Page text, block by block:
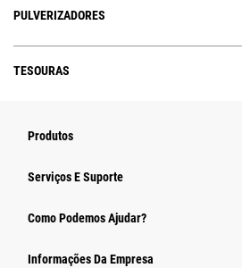
PULVERIZADORES
TESOURAS
Produtos
Serviços E Suporte
Como Podemos Ajudar?
Informações Da Empresa